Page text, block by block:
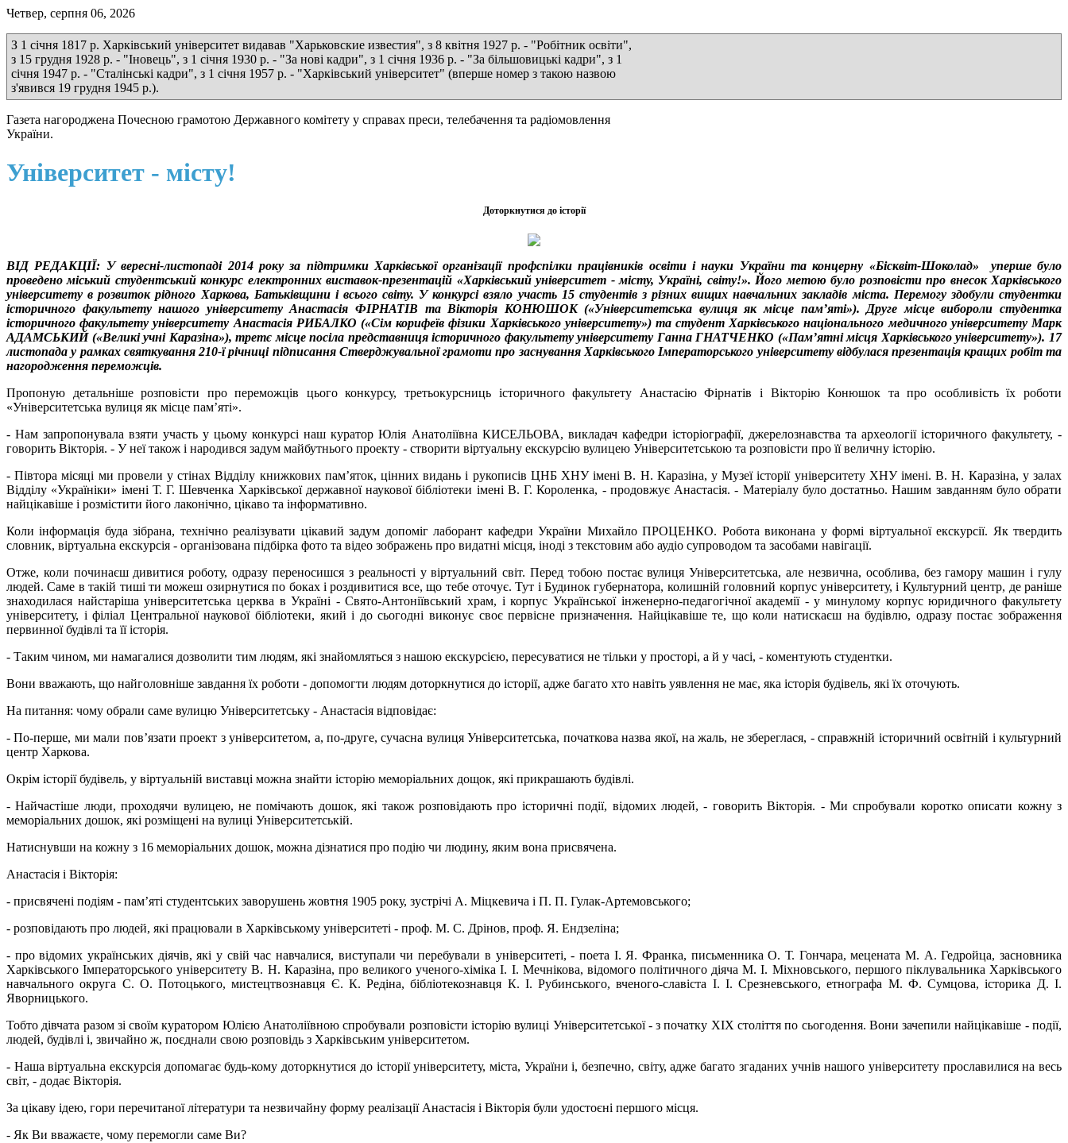
Четвер, серпня 06, 2026
З 1 січня 1817 р. Харківський університет видавав "Харьковские известия", з 8 квітня 1927 р. - "Робітник освіти",
з 15 грудня 1928 р. - "Іновець", з 1 січня 1930 р. - "За нові кадри", з 1 січня 1936 р. - "За більшовицькі кадри", з 1
січня 1947 р. - "Сталінські кадри", з 1 січня 1957 р. - "Харківський університет" (вперше номер з такою назвою
з'явився 19 грудня 1945 р.).
Газета нагороджена Почесною грамотою Державного комітету у справах преси, телебачення та радіомовлення
України.
Університет - місту!
Доторкнутися до історії
ВІД РЕДАКЦІЇ: У вересні-листопаді 2014 року за підтримки Харківської організації профспілки працівників освіти і науки України та концерну «Бісквіт-Шоколад» уперше було
проведено міський студентський конкурс електронних виставок-презентацій «Харківський університет - місту, Україні, світу!». Його метою було розповісти про внесок Харківського
університету в розвиток рідного Харкова, Батьківщини і всього світу. У конкурсі взяло участь 15 студентів з різних вищих навчальних закладів міста. Перемогу здобули студентки
історичного факультету нашого університету Анастасія ФІРНАТІВ та Вікторія КОНЮШОК («Університетська вулиця як місце пам’яті»). Друге місце вибороли студентка
історичного факультету університету Анастасія РИБАЛКО («Сім корифеїв фізики Харківського університету») та студент Харківського національного медичного університету Марк
АДАМСЬКИЙ («Великі учні Каразіна»), третє місце посіла представниця історичного факультету університету Ганна ГНАТЧЕНКО («Пам’ятні місця Харківського університету»). 17
листопада у рамках святкування 210-ї річниці підписання Стверджувальної грамоти про заснування Харківського Імператорського університету відбулася презентація кращих робіт та
нагородження переможців.
Пропоную детальніше розповісти про переможців цього конкурсу, третьокурсниць історичного факультету Анастасію Фірнатів і Вікторію Конюшок та про особливість їх роботи
«Університетська вулиця як місце пам’яті».
- Нам запропонувала взяти участь у цьому конкурсі наш куратор Юлія Анатоліївна КИСЕЛЬОВА, викладач кафедри історіографії, джерелознавства та археології історичного факультету, -
говорить Вікторія. - У неї також і народився задум майбутнього проекту - створити віртуальну екскурсію вулицею Університетською та розповісти про її величну історію.
- Півтора місяці ми провели у стінах Відділу книжкових пам’яток, цінних видань і рукописів ЦНБ ХНУ імені В. Н. Каразіна, у Музеї історії університету ХНУ імені. В. Н. Каразіна, у залах
Відділу «Україніки» імені Т. Г. Шевченка Харківської державної наукової бібліотеки імені В. Г. Короленка, - продовжує Анастасія. - Матеріалу було достатньо. Нашим завданням було обрати
найцікавіше і розмістити його лаконічно, цікаво та інформативно.
Коли інформація буда зібрана, технічно реалізувати цікавий задум допоміг лаборант кафедри України Михайло ПРОЦЕНКО. Робота виконана у формі віртуальної екскурсії. Як твердить
словник, віртуальна екскурсія - організована підбірка фото та відео зображень про видатні місця, іноді з текстовим або аудіо супроводом та засобами навігації.
Отже, коли починаєш дивитися роботу, одразу переносишся з реальності у віртуальний світ. Перед тобою постає вулиця Університетська, але незвична, особлива, без гамору машин і гулу
людей. Саме в такій тиші ти можеш озирнутися по боках і роздивитися все, що тебе оточує. Тут і Будинок губернатора, колишній головний корпус університету, і Культурний центр, де раніше
знаходилася найстаріша університетська церква в Україні - Свято-Антоніївський храм, і корпус Української інженерно-педагогічної академії - у минулому корпус юридичного факультету
університету, і філіал Центральної наукової бібліотеки, який і до сьогодні виконує своє первісне призначення. Найцікавіше те, що коли натискаєш на будівлю, одразу постає зображення
первинної будівлі та її історія.
- Таким чином, ми намагалися дозволити тим людям, які знайомляться з нашою екскурсією, пересуватися не тільки у просторі, а й у часі, - коментують студентки.
Вони вважають, що найголовніше завдання їх роботи - допомогти людям доторкнутися до історії, адже багато хто навіть уявлення не має, яка історія будівель, які їх оточують.
На питання: чому обрали саме вулицю Університетську - Анастасія відповідає:
- По-перше, ми мали пов’язати проект з університетом, а, по-друге, сучасна вулиця Університетська, початкова назва якої, на жаль, не збереглася, - справжній історичний освітній і культурний
центр Харкова.
Окрім історії будівель, у віртуальній виставці можна знайти історію меморіальних дощок, які прикрашають будівлі.
- Найчастіше люди, проходячи вулицею, не помічають дошок, які також розповідають про історичні події, відомих людей, - говорить Вікторія. - Ми спробували коротко описати кожну з
меморіальних дошок, які розміщені на вулиці Університетській.
Натиснувши на кожну з 16 меморіальних дошок, можна дізнатися про подію чи людину, яким вона присвячена.
Анастасія і Вікторія:
- присвячені подіям - пам’яті студентських заворушень жовтня 1905 року, зустрічі А. Міцкевича і П. П. Гулак-Артемовського;
- розповідають про людей, які працювали в Харківському університеті - проф. М. С. Дрінов, проф. Я. Ендзеліна;
- про відомих українських діячів, які у свій час навчалися, виступали чи перебували в університеті, - поета І. Я. Франка, письменника О. Т. Гончара, мецената М. А. Гедройца, засновника
Харківського Імператорського університету В. Н. Каразіна, про великого ученого-хіміка І. І. Мечнікова, відомого політичного діяча М. І. Міхновського, першого піклувальника Харківського
навчального округа С. О. Потоцького, мистецтвознавця Є. К. Редіна, бібліотекознавця К. І. Рубинського, вченого-славіста І. І. Срезневського, етнографа М. Ф. Сумцова, історика Д. І.
Яворницького.
Тобто дівчата разом зі своїм куратором Юлією Анатоліївною спробували розповісти історію вулиці Університетської - з початку ХІХ століття по сьогодення. Вони зачепили найцікавіше - події,
людей, будівлі і, звичайно ж, поєднали свою розповідь з Харківським університетом.
- Наша віртуальна екскурсія допомагає будь-кому доторкнутися до історії університету, міста, України і, безпечно, світу, адже багато згаданих учнів нашого університету прославилися на весь
світ, - додає Вікторія.
За цікаву ідею, гори перечитаної літератури та незвичайну форму реалізації Анастасія і Вікторія були удостоєні першого місця.
- Як Ви вважаєте, чому перемогли саме Ви?